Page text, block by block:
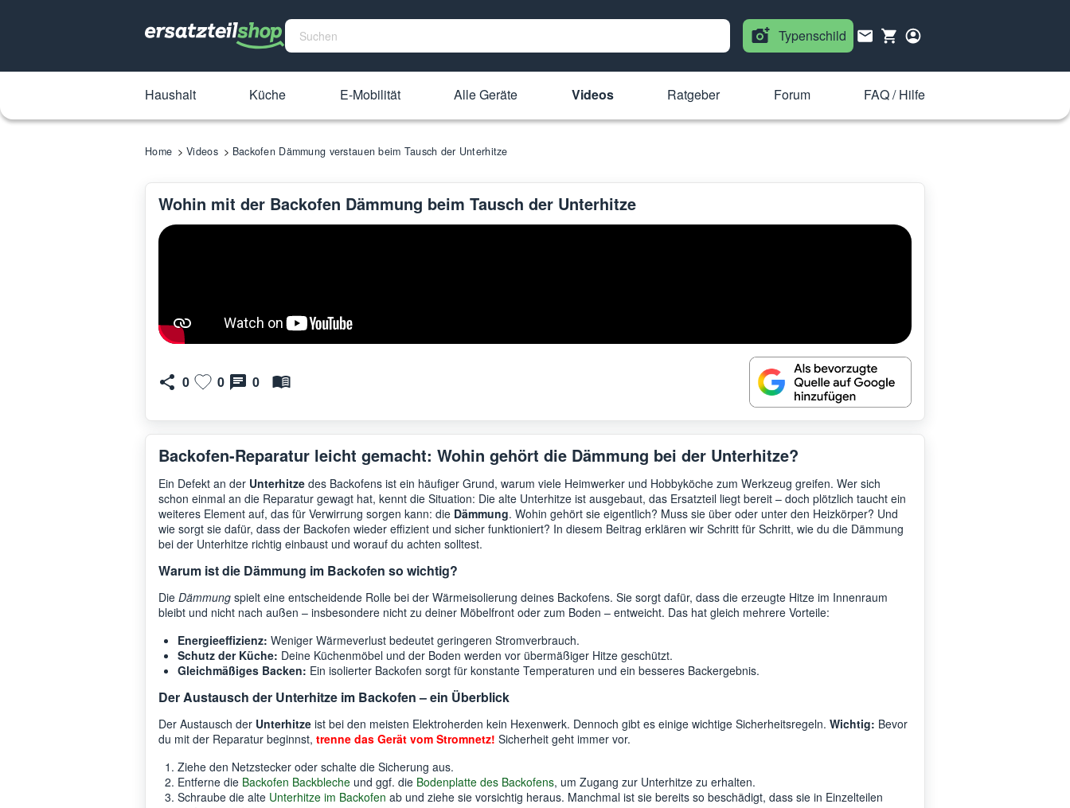
Typenschild
Haushalt Küche E-Mobilität Alle Geräte Videos Ratgeber Forum FAQ / Hilfe
Home Videos Backofen Dämmung verstauen beim Tausch der Unterhitze
Wohin mit der Backofen Dämmung beim Tausch der Unterhitze
0 0 0
Backofen-Reparatur leicht gemacht: Wohin gehört die Dämmung bei der Unterhitze?
Ein Defekt an der Unterhitze des Backofens ist ein häufiger Grund, warum viele Heimwerker und Hobbyköche zum Werkzeug greifen. Wer sich
schon einmal an die Reparatur gewagt hat, kennt die Situation: Die alte Unterhitze ist ausgebaut, das Ersatzteil liegt bereit – doch plötzlich taucht ein
weiteres Element auf, das für Verwirrung sorgen kann: die Dämmung. Wohin gehört sie eigentlich? Muss sie über oder unter den Heizkörper? Und
wie sorgt sie dafür, dass der Backofen wieder effizient und sicher funktioniert? In diesem Beitrag erklären wir Schritt für Schritt, wie du die Dämmung
bei der Unterhitze richtig einbaust und worauf du achten solltest.
Warum ist die Dämmung im Backofen so wichtig?
Die Dämmung spielt eine entscheidende Rolle bei der Wärmeisolierung deines Backofens. Sie sorgt dafür, dass die erzeugte Hitze im Innenraum
bleibt und nicht nach außen – insbesondere nicht zu deiner Möbelfront oder zum Boden – entweicht. Das hat gleich mehrere Vorteile:
Energieeffizienz: Weniger Wärmeverlust bedeutet geringeren Stromverbrauch.
Schutz der Küche: Deine Küchenmöbel und der Boden werden vor übermäßiger Hitze geschützt.
Gleichmäßiges Backen: Ein isolierter Backofen sorgt für konstante Temperaturen und ein besseres Backergebnis.
Der Austausch der Unterhitze im Backofen – ein Überblick
Der Austausch der Unterhitze ist bei den meisten Elektroherden kein Hexenwerk. Dennoch gibt es einige wichtige Sicherheitsregeln. Wichtig: Bevor
du mit der Reparatur beginnst, trenne das Gerät vom Stromnetz! Sicherheit geht immer vor.
Ziehe den Netzstecker oder schalte die Sicherung aus.
Entferne die Backofen Backbleche und ggf. die Bodenplatte des Backofens, um Zugang zur Unterhitze zu erhalten.
Schraube die alte Unterhitze im Backofen ab und ziehe sie vorsichtig heraus. Manchmal ist sie bereits so beschädigt, dass sie in Einzelteilen